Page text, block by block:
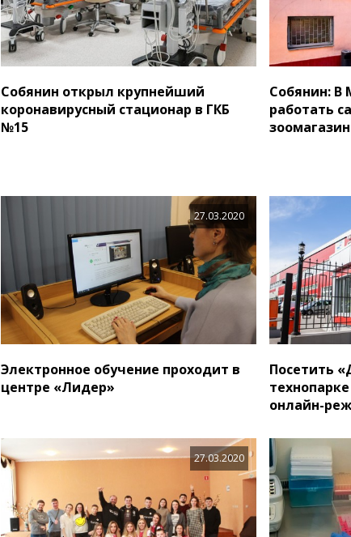
Собянин открыл крупнейший
коронавирусный стационар в ГКБ
№15
Собянин: В
работать
27.03.2020
Электронное обучение проходит в
центре «Лидер»
Посетить
онлайн-
27.03.2020